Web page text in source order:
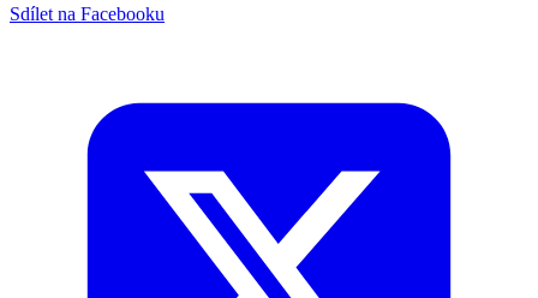
Sdílet na Facebooku